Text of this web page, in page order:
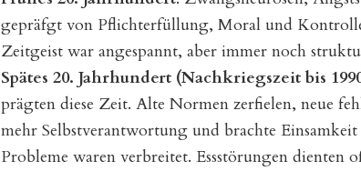
gepräfgt von Pflichterfüllung, Moral und
Zeitgeist war angespannt, aber immer noch
Spätes 20. Jahrhundert (Nachkriegszeit bis
prägten diese Zeit. Alte Normen zerfielen, neue
mehr Selbstverantwortung und brachte
Probleme waren verbreitet. Essstörungen